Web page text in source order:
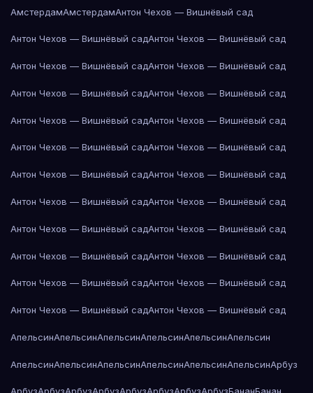
АмстердамАмстердамАнтон Чехов — Вишнёвый сад
Антон Чехов — Вишнёвый садАнтон Чехов — Вишнёвый сад
Антон Чехов — Вишнёвый садАнтон Чехов — Вишнёвый сад
Антон Чехов — Вишнёвый садАнтон Чехов — Вишнёвый сад
Антон Чехов — Вишнёвый садАнтон Чехов — Вишнёвый сад
Антон Чехов — Вишнёвый садАнтон Чехов — Вишнёвый сад
Антон Чехов — Вишнёвый садАнтон Чехов — Вишнёвый сад
Антон Чехов — Вишнёвый садАнтон Чехов — Вишнёвый сад
Антон Чехов — Вишнёвый садАнтон Чехов — Вишнёвый сад
Антон Чехов — Вишнёвый садАнтон Чехов — Вишнёвый сад
Антон Чехов — Вишнёвый садАнтон Чехов — Вишнёвый сад
Антон Чехов — Вишнёвый садАнтон Чехов — Вишнёвый сад
АпельсинАпельсинАпельсинАпельсинАпельсинАпельсин
АпельсинАпельсинАпельсинАпельсинАпельсинАпельсинАрбуз